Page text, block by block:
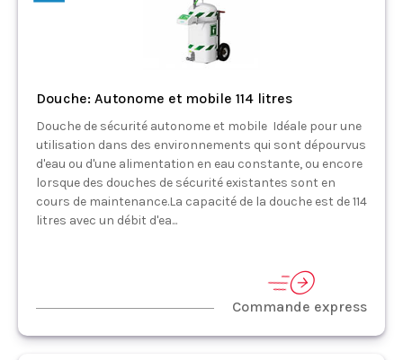
Douche: Autonome et mobile 114 litres
Douche de sécurité autonome et mobile Idéale pour une
utilisation dans des environnements qui sont dépourvus
d'eau ou d'une alimentation en eau constante, ou encore
lorsque des douches de sécurité existantes sont en
cours de maintenance.La capacité de la douche est de 114
litres avec un débit d'ea...
Commande express